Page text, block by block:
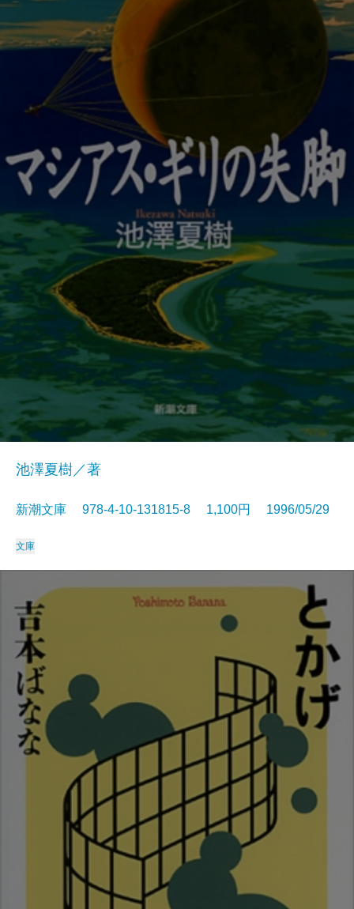
池澤夏樹／著
新潮文庫 978-4-10-131815-8 1,100円 1996/05/29
文庫